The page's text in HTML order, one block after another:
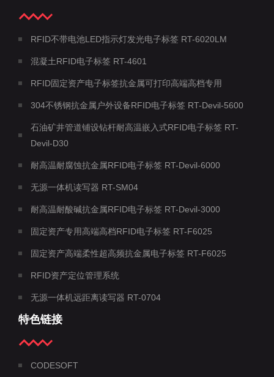
RFID不带电池LED指示灯发光电子标签 RT-6020LM
混凝土RFID电子标签 RT-4601
RFID固定资产电子标签抗金属可打印高端高档专用
304不锈钢抗金属户外设备RFID电子标签 RT-Devil-5600
石油矿井管道铺设钻杆耐高温嵌入式RFID电子标签 RT-
Devil-D30
耐高温耐腐蚀抗金属RFID电子标签 RT-Devil-6000
无源一体机读写器 RT-SM04
耐高温耐酸碱抗金属RFID电子标签 RT-Devil-3000
固定资产专用高端高档RFID电子标签 RT-F6025
固定资产高端柔性超高频抗金属电子标签 RT-F6025
RFID资产定位管理系统
无源一体机远距离读写器 RT-0704
特色链接
CODESOFT